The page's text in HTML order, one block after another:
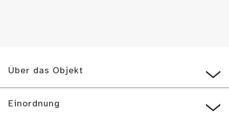
Über das Objekt
Einordnung